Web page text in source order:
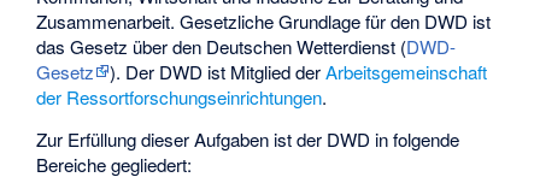
Zusammenarbeit. Gesetzliche Grundlage für den DWD ist
dasGesetz über den Deutschen Wetterdienst (DWD-
Gesetz
). Der DWD ist Mitglied derArbeitsgemeinschaft
der Ressortforschungseinrichtungen.
Zur Erfüllung dieser Aufgaben ist der DWD in folgende
Bereiche gegliedert: